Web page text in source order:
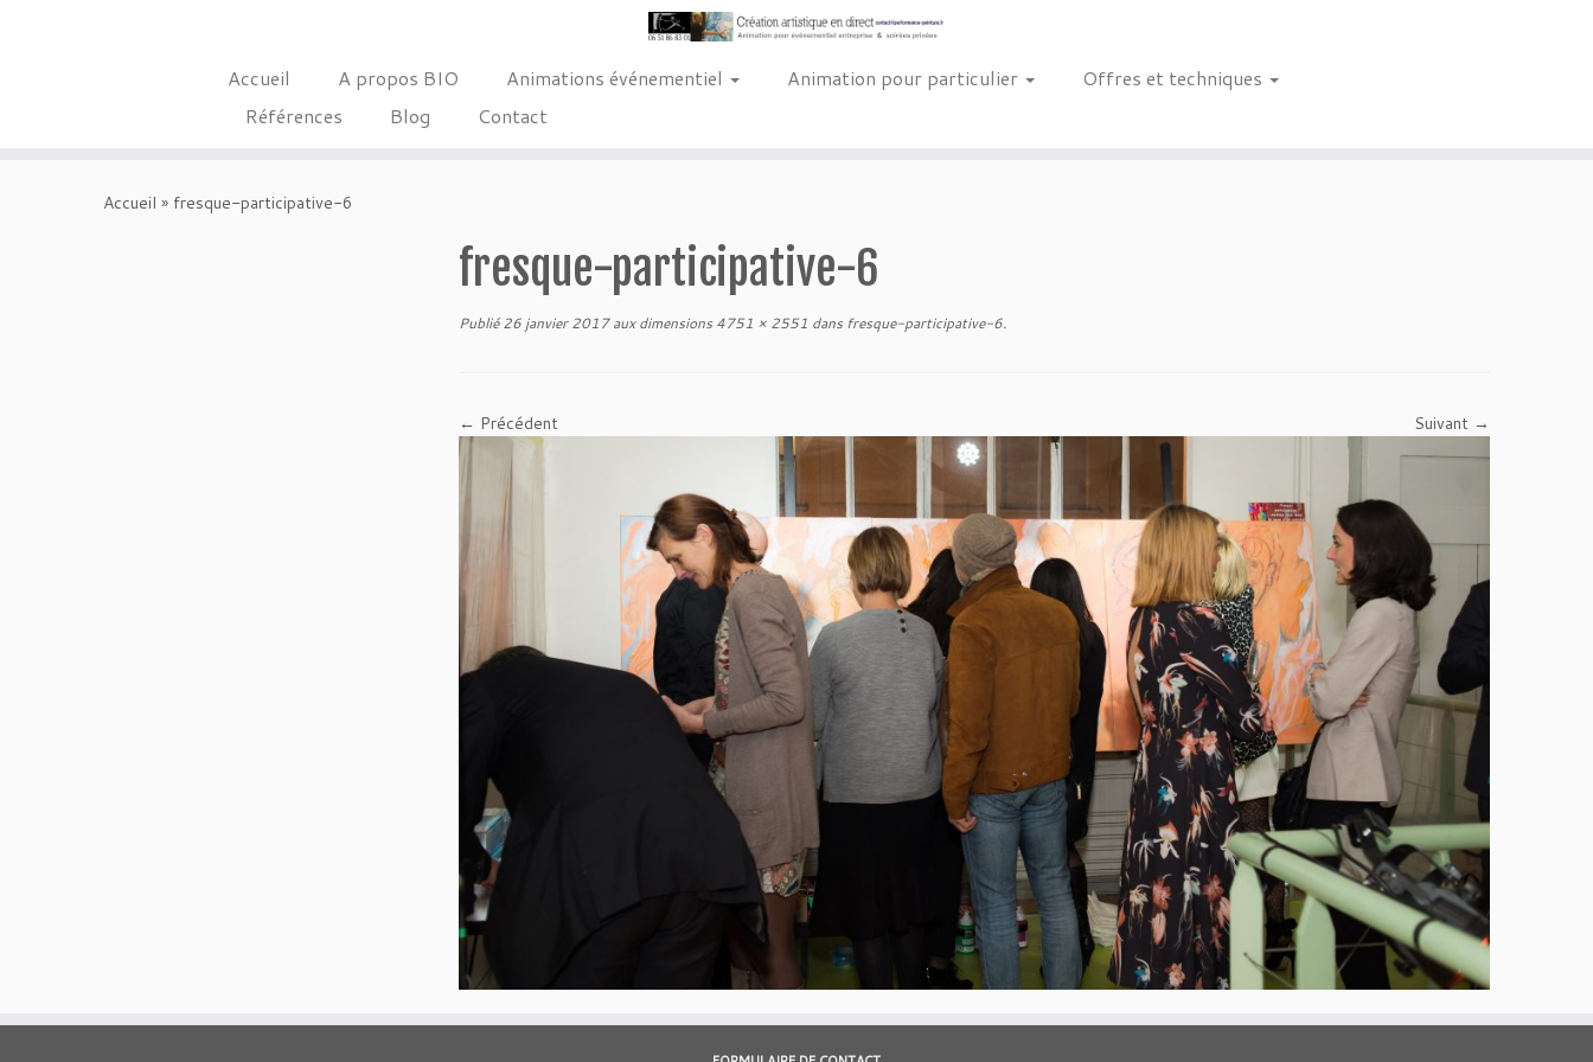
Accueil A propos BIO Animations événementiel Animation pour particulier
Offres et techniques
Références
Blog Contact
Accueil » fresque-participative-6
fresque-participative-6
Publié 26 janvier 2017aux dimensions 4751 × 2551 dans fresque-participative-6.
← Précédent Suivant →